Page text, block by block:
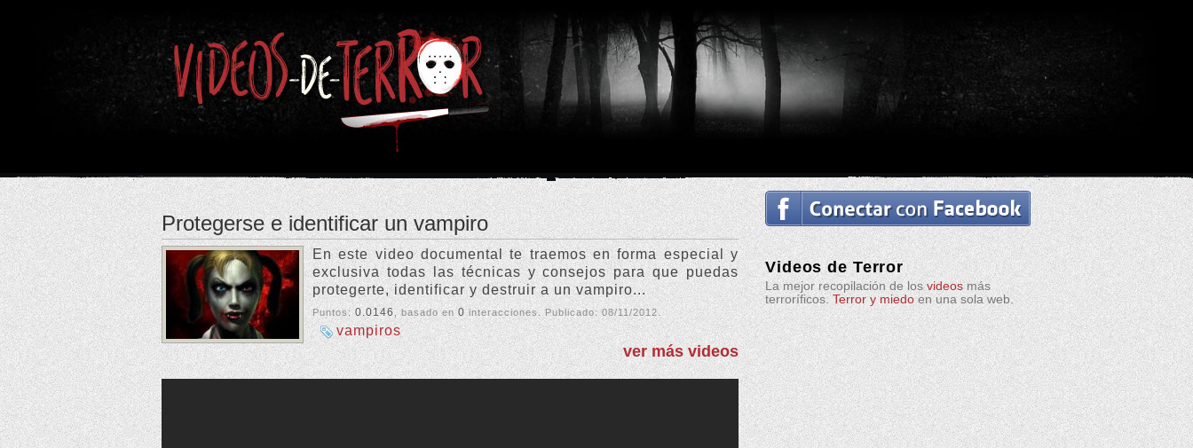
Videos de Terror
La mejor recopilación de losvideosmás
terroríficos.Terror y miedoen una sola web.
Protegerse e identificar un vampiro
En este video documental te traemos en forma especial y
exclusiva todas las técnicas y consejos para que puedas
protegerte, identificar y destruir a un vampiro...
Puntos:0.0146, basado en0interacciones. Publicado:08/11/2012 .
vampiros
ver más videos